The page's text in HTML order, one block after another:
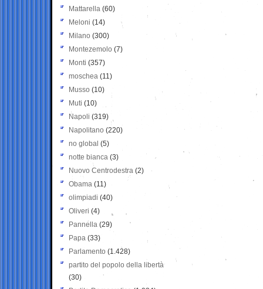
Mattarella (60)
Meloni (14)
Milano (300)
Montezemolo (7)
Monti (357)
moschea (11)
Musso (10)
Muti (10)
Napoli (319)
Napolitano (220)
no global (5)
notte bianca (3)
Nuovo Centrodestra (2)
Obama (11)
olimpiadi (40)
Oliveri (4)
Pannella (29)
Papa (33)
Parlamento (1.428)
partito del popolo della libertà
(30)